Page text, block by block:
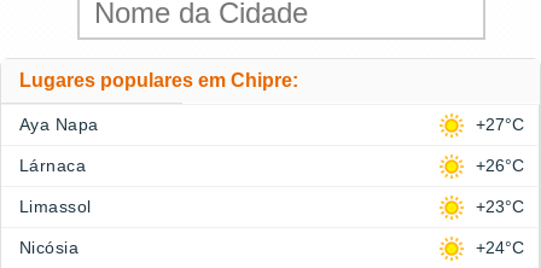
Lugares populares em Chipre:
Aya Napa +27°C
Lárnaca +26°C
Limassol +23°C
Nicósia +24°C